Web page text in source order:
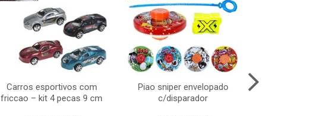
Carros esportivos com
friccao – kit 4 pecas 9 cm
Piao sniper envelopado
c/disparador